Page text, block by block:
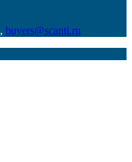
, buyers@scanti.ru